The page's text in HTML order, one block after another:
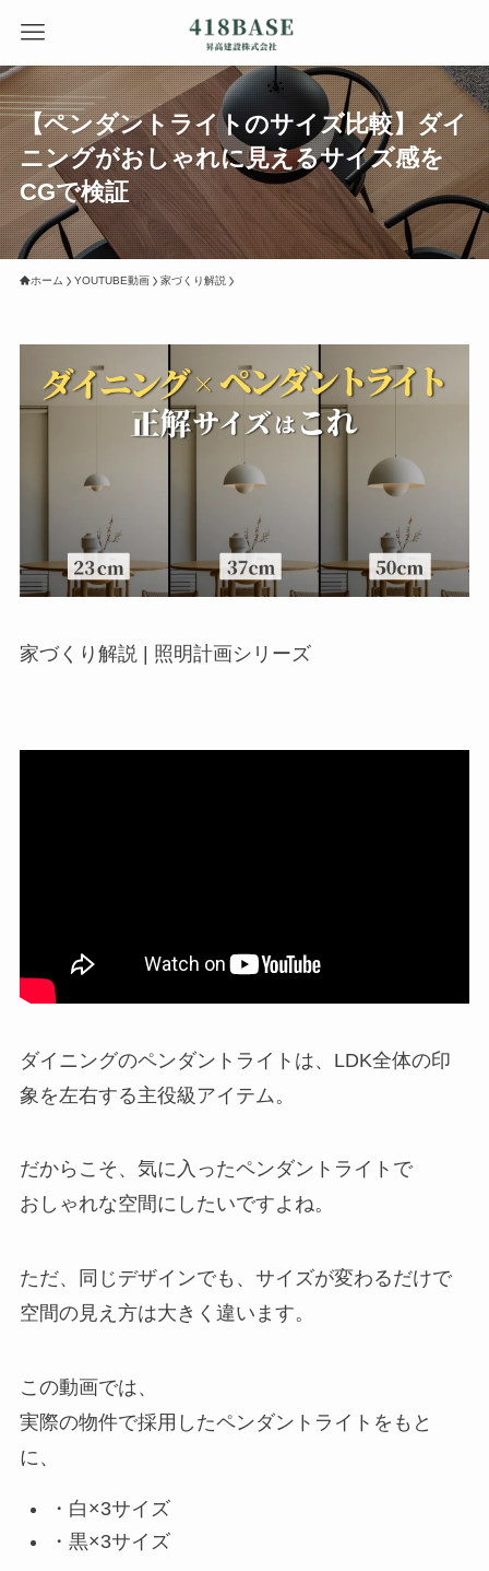
【ペンダントライトのサイズ比較】ダイ
ニングがおしゃれに見えるサイズ感を
CGで検証
ホーム YOUTUBE動画 家づくり解説
家づくり解説 | 照明計画シリーズ
ダイニングのペンダントライトは、LDK全体の印
象を左右する主役級アイテム。
だからこそ、気に入ったペンダントライトで
おしゃれな空間にしたいですよね。
ただ、同じデザインでも、サイズが変わるだけで
空間の見え方は大きく違います。
この動画では、
実際の物件で採用したペンダントライトをもと
に、
・白×3サイズ
・黒×3サイズ